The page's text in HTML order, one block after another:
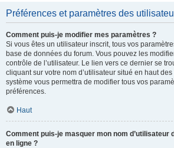
Préférences et paramètres des
Comment puis-je modifier mes paramètres ?
Si vous êtes un utilisateur inscrit, tous vos
base de données du forum. Vous pouvez les
contrôle de l’utilisateur. Le lien vers ce dernier se
cliquant sur votre nom d’utilisateur situé en haut
système vous permettra de modifier tous vos
préférences.
Haut
Comment puis-je masquer mon nom d’utilisateur
en ligne ?